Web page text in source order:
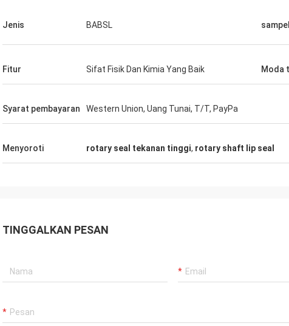
Mutakilwa Wilson africa
lama, semuanya masih seperti
Produk agensi adalah 100% asli,
Carlo
Pemasok yang baik, dan
memberikan saran
Jenis BABSL sampel
Fitur Sifat Fisik Dan Kimia Yang Baik Moda
Syarat pembayaran Western Union, Uang Tunai, T/T, PayPa
Menyoroti rotary seal tekanan tinggi, rotary shaft lip seal
TINGGALKAN PESAN